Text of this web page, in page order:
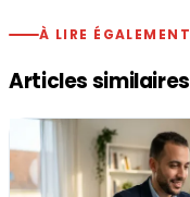
À LIRE ÉGALEMENT
Articles similaires